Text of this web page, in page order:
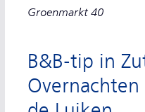
Groenmarkt 40
B&B-tip in